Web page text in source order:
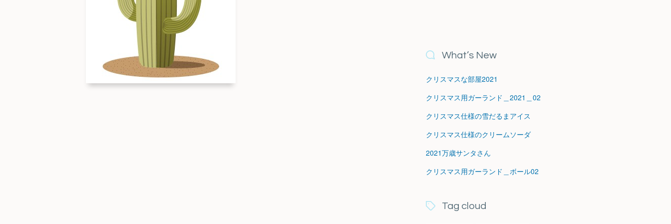
What’s New
クリスマスな部屋2021
クリスマス用ガーランド＿2021＿02
クリスマス仕様の雪だるまアイス
クリスマス仕様のクリームソーダ
2021万歳サンタさん
クリスマス用ガーランド＿ボール02
Tag cloud